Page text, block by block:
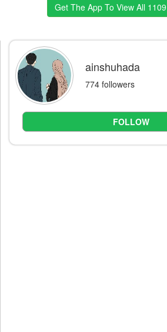
Get The App To View All
ainshuhada
774 followers
FOLLOW